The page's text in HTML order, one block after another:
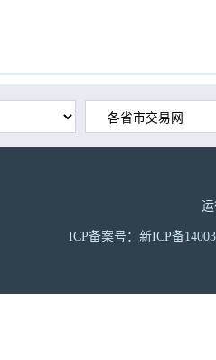
ICP备案号：新ICP备